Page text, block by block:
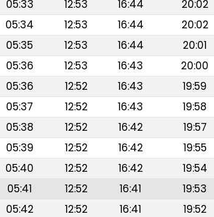
05:33 12:53 16:44 20:02
05:34 12:53 16:44 20:02
05:35 12:53 16:44 20:01
05:36 12:53 16:43 20:00
05:36 12:52 16:43 19:59
05:37 12:52 16:43 19:58
05:38 12:52 16:42 19:57
05:39 12:52 16:42 19:55
05:40 12:52 16:42 19:54
05:41 12:52 16:41 19:53
05:42 12:52 16:41 19:52